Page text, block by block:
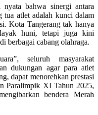
bahwa sinergi antara
atlet adalah kunci dalam
Kota Tangerang tak hanya
huni, tetapi juga kini
berbagai cabang olahraga.
seluruh masyarakat
dukungan agar para atlet
dapat menorehkan prestasi
Paralimpik XI Tahun 2025,
bendera Merah